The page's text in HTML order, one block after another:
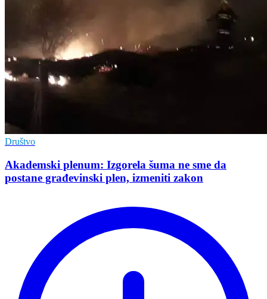
Društvo
Akademski plenum: Izgorela šuma ne sme da
postane građevinski plen, izmeniti zakon